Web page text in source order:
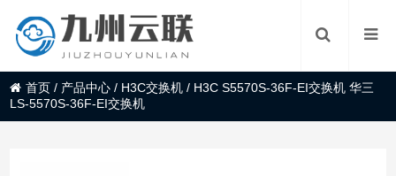
首页 / 产品中心 / H3C交换机 / H3C S5570S-36F-EI交换机 华三
LS-5570S-36F-EI交换机